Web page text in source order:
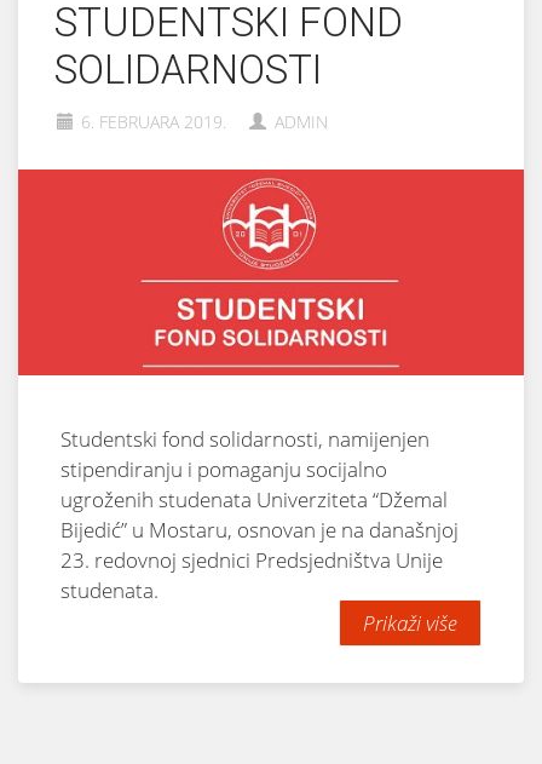
STUDENTSKI FOND
SOLIDARNOSTI
6. FEBRUARA 2019. ADMIN
Studentski fond solidarnosti, namijenjen
stipendiranju i pomaganju socijalno
ugroženih studenata Univerziteta “Džemal
Bijedić” u Mostaru, osnovan je na današnjoj
23. redovnoj sjednici Predsjedništva Unije
studenata.
Prikaži više